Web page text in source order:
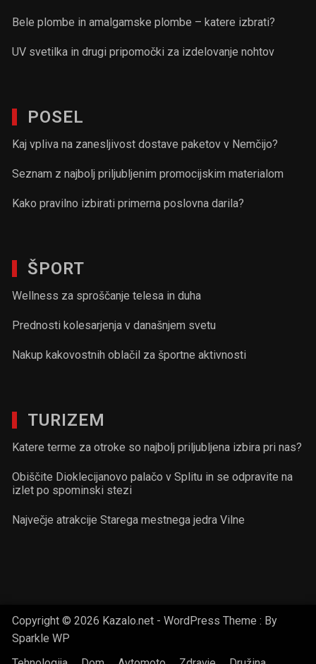
Bele plombe in amalgamske plombe – katere izbrati?
UV svetilka in drugi pripomočki za izdelovanje nohtov
POSEL
Kaj vpliva na zanesljivost dostave paketov v Nemčijo?
Seznam z najbolj priljubljenim promocijskim materialom
Kako pravilno izbirati primerna poslovna darila?
ŠPORT
Wellness za sproščanje telesa in duha
Prednosti kolesarjenja v današnjem svetu
Nakup kakovostnih oblačil za športne aktivnosti
TURIZEM
Katere terme za otroke so najbolj priljubljena izbira pri nas?
Obiščite Dioklecijanovo palačo v Splitu in se odpravite na
izlet po spominski stezi
Največje atrakcije Starega mestnega jedra Vilne
Copyright © 2026 Kazalo.net - WordPress Theme : By
Sparkle WP